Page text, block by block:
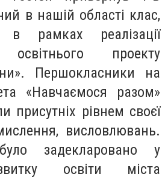
в нашій області клас,
рамках реалізації
освітнього проекту
Першокласники на
«Навчаємося разом»
присутніх рівнем своєї
висловлювань.
задекларовано у
освіти міста